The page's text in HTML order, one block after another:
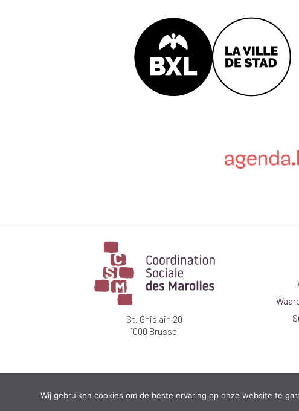
St. Ghislain 20
1000 Brussel
Wij gebruiken cookies om de beste ervaring op onze website te